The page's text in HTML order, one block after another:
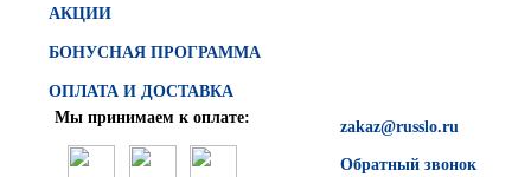
АКЦИИ
БОНУСНАЯ ПРОГРАММА
ОПЛАТА И ДОСТАВКА
zakaz@russlo.ru
Обратный звонок
Мы принимаем к оплате: